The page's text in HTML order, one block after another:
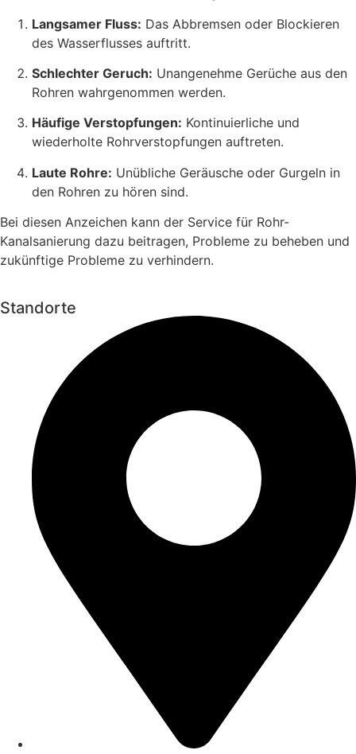
Langsamer Fluss: Das Abbremsen oder Blockieren
des Wasserflusses auftritt.
Schlechter Geruch: Unangenehme Gerüche aus den
Rohren wahrgenommen werden.
Häufige Verstopfungen: Kontinuierliche und
wiederholte Rohrverstopfungen auftreten.
Laute Rohre: Unübliche Geräusche oder Gurgeln in
den Rohren zu hören sind.
Bei diesen Anzeichen kann der Service für Rohr-
Kanalsanierung dazu beitragen, Probleme zu beheben und
zukünftige Probleme zu verhindern.
Standorte